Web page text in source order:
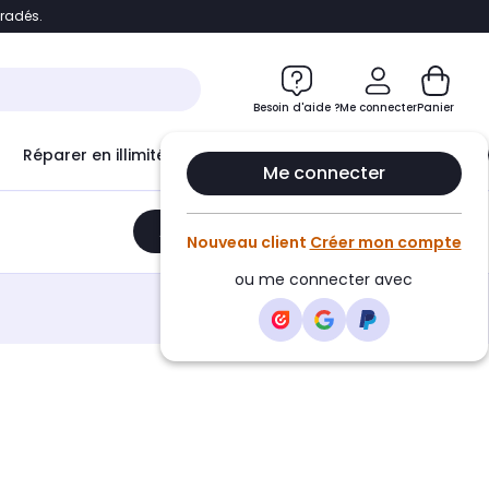
Accéder directement au chatbot
Besoin d'aide ?Me connecter
Me connecter
Nouveau client Créer mon compte
ou me connecter avec
Panier
Réparer en illimité avec Le Club Infinity
Ajouter au panier •